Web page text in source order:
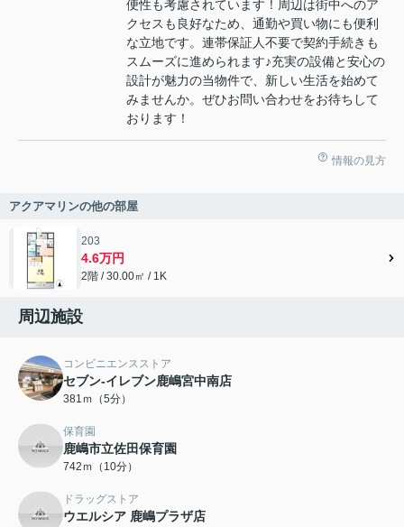
便性も考慮されています！周辺は街中へのア
クセスも良好なため、通勤や買い物にも便利
な立地です。連帯保証人不要で契約手続きも
スムーズに進められます♪充実の設備と安心の
設計が魅力の当物件で、新しい生活を始めて
みませんか。ぜひお問い合わせをお待ちして
おります！
情報の見方
アクアマリンの他の部屋
203
4.6万円
2階 / 30.00㎡ / 1K
周辺施設
コンビニエンスストア
セブン-イレブン鹿嶋宮中南店
381ｍ（5分）
保育園
鹿嶋市立佐田保育園
742ｍ（10分）
ドラッグストア
ウエルシア 鹿嶋プラザ店